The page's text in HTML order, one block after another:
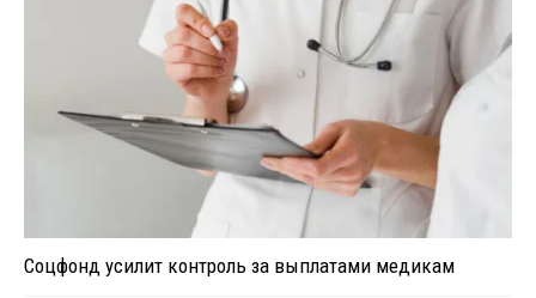
Соцфонд усилит контроль за выплатами медикам